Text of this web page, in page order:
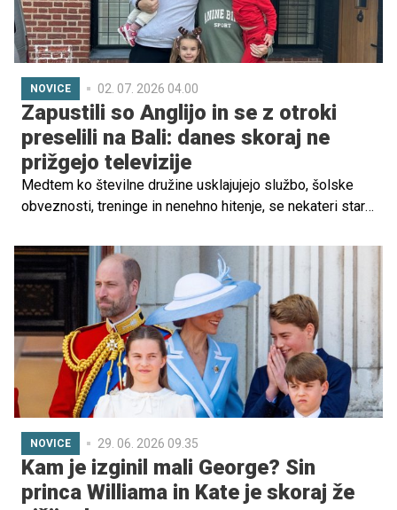
NOVICE 02. 07. 2026 04.00
Zapustili so Anglijo in se z otroki
preselili na Bali: danes skoraj ne
prižgejo televizije
Medtem ko številne družine usklajujejo službo, šolske
obveznosti, treninge in nenehno hitenje, se nekateri starši
Britanca Lucy in Paul, ki sta z otroki zapustila ustaljeno
življenje v Angliji ter se preselila na indonezijski otok Bali.
NOVICE 29. 06. 2026 09.35
Kam je izginil mali George? Sin
princa Williama in Kate je skoraj že